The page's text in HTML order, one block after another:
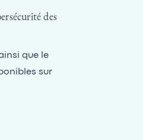
des
que le
sur